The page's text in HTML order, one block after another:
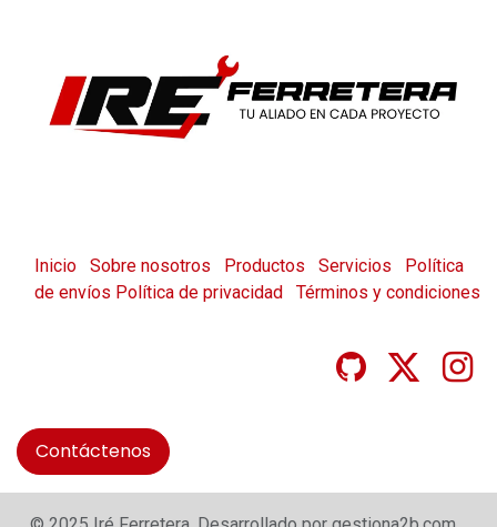
Inicio Sobre nosotros Productos Servicios
Política
de envíos Política de privacidad Términos y condiciones
Contáctenos